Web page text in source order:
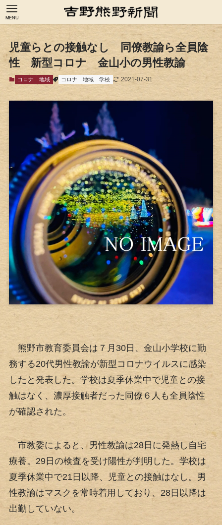
MENU
児童らとの接触なし 同僚教諭ら全員陰
性 新型コロナ 金山小の男性教諭
コロナ 地域 コロナ 地域 学校 2021-07-31
熊野市教育委員会は７月30日、金山小学校に勤
務する20代男性教諭が新型コロナウイルスに感染
したと発表した。学校は夏季休業中で児童との接
触はなく、濃厚接触者だった同僚６人も全員陰性
が確認された。
市教委によると、男性教諭は28日に発熱し自宅
療養。29日の検査を受け陽性が判明した。学校は
夏季休業中で21日以降、児童との接触はなし。男
性教諭はマスクを常時着用しており、28日以降は
出勤していない。